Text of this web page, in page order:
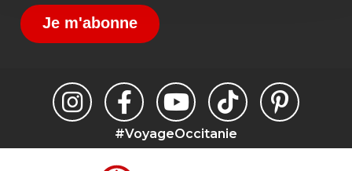
Je m'abonne
#VoyageOccitanie